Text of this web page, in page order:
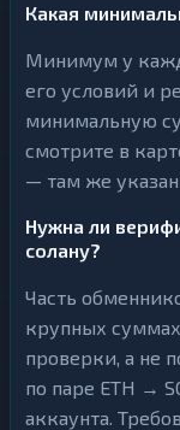
Какая
Минимум у
его условий и
минимальную
смотрите в
— там же
Нужна ли
солану?
Часть
крупных
проверки, а не
по паре ETH →
аккаунта.